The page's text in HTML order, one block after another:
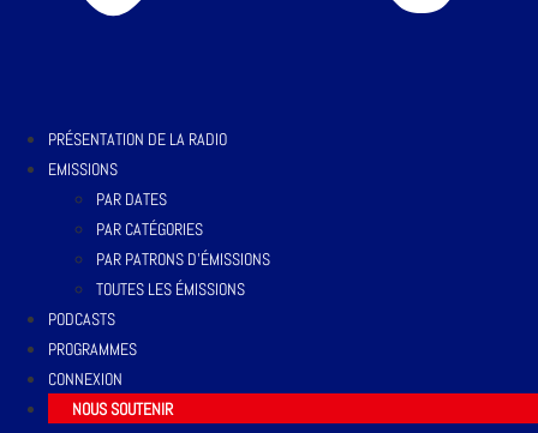
PRÉSENTATION DE LA RADIO
EMISSIONS
PAR DATES
PAR CATÉGORIES
PAR PATRONS D’ÉMISSIONS
TOUTES LES ÉMISSIONS
PODCASTS
PROGRAMMES
CONNEXION
NOUS SOUTENIR